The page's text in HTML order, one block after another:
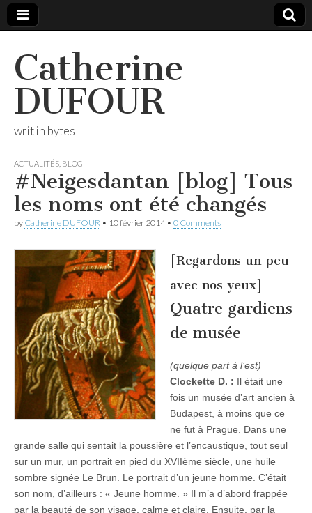
Catherine
DUFOUR
writ in bytes
ACTUALITÉS BLOG
#Neigesdantan [blog] Tous
les noms ont été changés
by Catherine DUFOUR • 10 février 2014• 0 Comments
[Regardons un peu
avec nos yeux]
Quatre gardiens
de musée
(quelque part à l’est)
Clockette D. : Il était une
fois un musée d’art ancien à
Budapest, à moins que ce
ne fut à Prague. Dans une
grande salle qui sentait la poussière et l’encaustique, tout seul
sur un mur, un portrait en pied du XVIIème siècle, une huile
sombre signée Le Brun. Le portrait d’un jeune homme. C’était
son nom, d’ailleurs : « Jeune homme. » Il m’a d’abord frappée
par la beauté de son visage, calme et claire. Ensuite, par la